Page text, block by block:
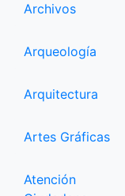
Archivos
Arqueología
Arquitectura
Artes Gráficas
Atención